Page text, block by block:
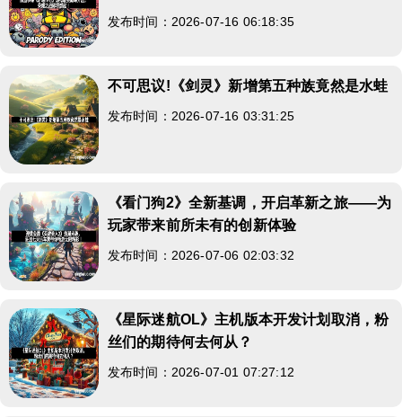
发布时间：2026-07-16 06:18:35
不可思议!《剑灵》新增第五种族竟然是水蛙
发布时间：2026-07-16 03:31:25
《看门狗2》全新基调，开启革新之旅——为
玩家带来前所未有的创新体验
发布时间：2026-07-06 02:03:32
《星际迷航OL》主机版本开发计划取消，粉
丝们的期待何去何从？
发布时间：2026-07-01 07:27:12